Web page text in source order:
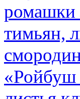
ромашки
тимьян,
«Ройбуш